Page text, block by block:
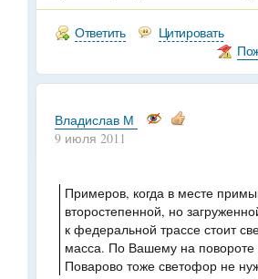
Ответить
Цитировать
Владислав М
9 июля 2011
Примеров, когда в месте
второстепенной, но
к федеральной трассе стоит
масса. По Вашему на повороте
Поварово тоже светофор не